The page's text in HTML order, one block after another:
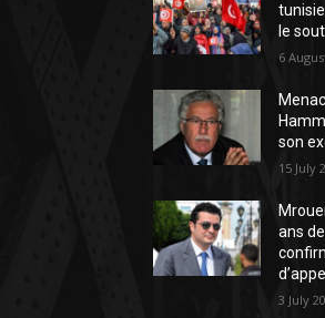
le
6
son
15 July
ans
3 July